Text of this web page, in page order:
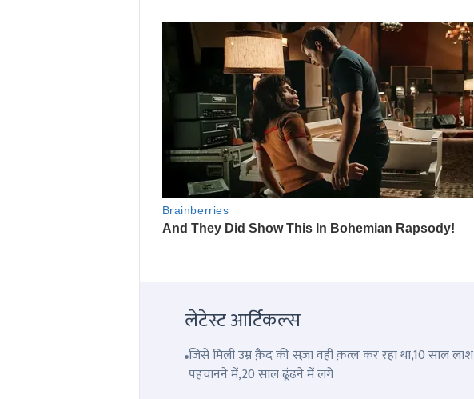
लेटेस्ट आर्टिकल्स
जिसे मिली उम्र क़ैद की सज़ा वही क़त्ल कर रहा था,10 साल लाश
पहचानने में,20 साल ढूंढने में लगे